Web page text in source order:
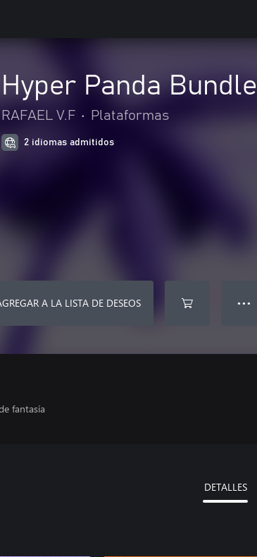
Hyper Panda Bundle
RAFAEL V.F • Plataformas
2 idiomas admitidos
A LA LISTA DE DESEOS ● ● ●
fantasía
DETALLES